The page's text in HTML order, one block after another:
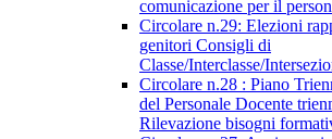
comunicazione per il
Circolare n.29: Elezioni
genitori Consigli di
Classe/Interclasse/
Circolare n.28 : Piano
del Personale Docente
Rilevazione bisogni